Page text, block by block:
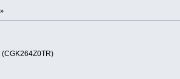
(CGK264Z0TR)